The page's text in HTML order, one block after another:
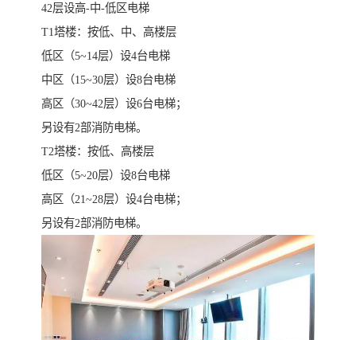
42层设高-中-低区电梯
T1塔楼：按低、中、高楼层
低区（5~14层）设4台电梯
中区（15~30层）设8台电梯
高区（30~42层）设6台电梯；
另设有2部消防电梯。
T2塔楼：按低、高楼层
低区（5~20层）设8台电梯
高区（21~28层）设4台电梯；
另设有2部消防电梯。